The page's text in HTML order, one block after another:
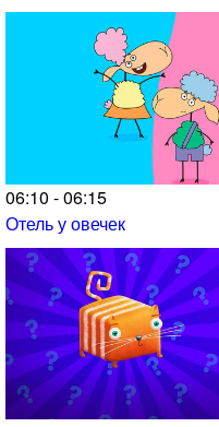
06:10 - 06:15
Отель у овечек